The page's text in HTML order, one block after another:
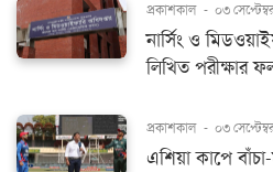
প্রকাশকাল - ০৩
নার্সিং ও
লিখিত পরীক্ষার
প্রকাশকাল - ০৩
এশিয়া কাপে